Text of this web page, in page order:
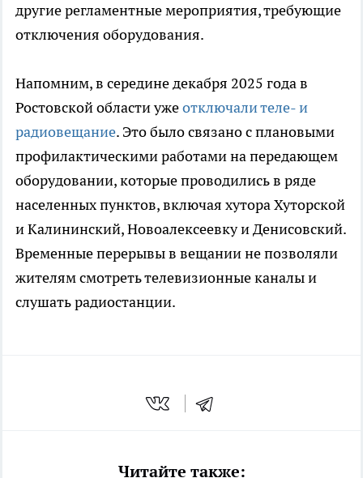
другие регламентные мероприятия, требующие
отключения оборудования.
Напомним, в середине декабря 2025 года в
Ростовской области ужеотключали теле- и
радиовещание. Это было связано с плановыми
профилактическими работами на передающем
оборудовании, которые проводились в ряде
населенных пунктов, включая хутора Хуторской
и Калининский, Новоалексеевку и Денисовский.
Временные перерывы в вещании не позволяли
жителям смотреть телевизионные каналы и
слушать радиостанции.
Читайте также: